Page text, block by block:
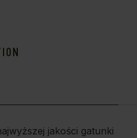
jakości gatunki